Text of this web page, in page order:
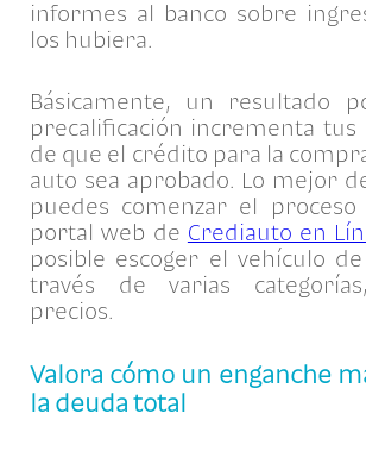
informes al banco sobre
los hubiera.
Básicamente, un resultado
precalificación incrementa tus
de que el crédito para la
auto sea aprobado. Lo mejor
puedes comenzar el
portal web de Crediauto en
posible escoger el vehículo
través de varias
precios.
Valora cómo un enganche
la deuda total